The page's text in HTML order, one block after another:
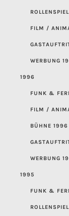
FILM /
WERBUNG
1996
FUNK &
FILM /
BÜHNE 1996
WERBUNG
1995
FUNK &